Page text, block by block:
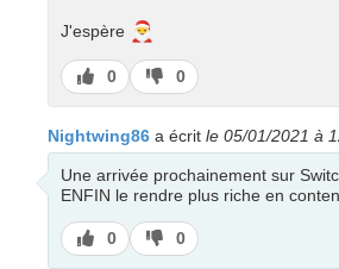
J'espère 🎅
J’aime
0
J’aime
pas
0
Nightwing86 a écrit le 05/01/2021 à
Une arrivée prochainement sur
ENFIN le rendre plus riche en
J’aime
0
J’aime
pas
0